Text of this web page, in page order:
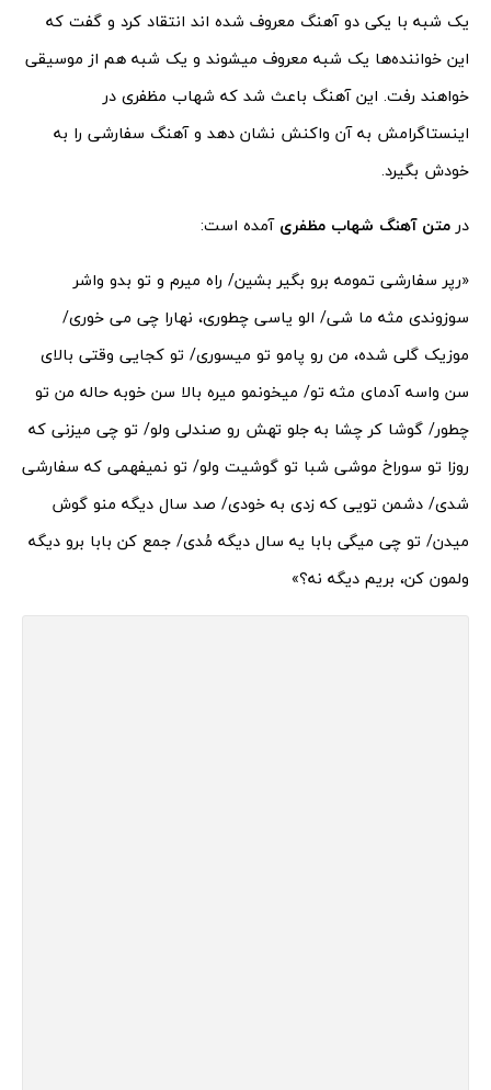
یک شبه با یکی دو آهنگ معروف شده اند انتقاد کرد و گفت که
این خواننده‌ها یک شبه معروف میشوند و یک شبه هم از موسیقی
خواهند رفت. این آهنگ باعث شد که شهاب مظفری در
اینستاگرامش به آن واکنش نشان دهد و آهنگ سفارشی را به
خودش بگیرد.
درمتن آهنگ شهاب مظفری آمده است:
«رپر سفارشی تمومه برو بگیر بشین/ راه میرم و تو بدو واشر
سوزوندی مثه ما شی/ الو یاسی چطوری، نهارا چی می خوری/
موزیک گلی شده، من رو پامو تو میسوری/ تو کجایی وقتی بالای
سن واسه آدمای مثه تو/ میخونمو میره بالا سن خوبه حاله من تو
چطور/ گوشا کر چشا به جلو تهش رو صندلی ولو/ تو چی میزنی که
روزا تو سوراخ موشی شبا تو گوشیت ولو/ تو نمیفهمی که سفارشی
شدی/ دشمن تویی که زدی به خودی/ صد سال دیگه منو گوش
میدن/ تو چی میگی بابا یه سال دیگه مُدی/ جمع کن بابا برو دیگه
ولمون کن، بریم دیگه نه؟»